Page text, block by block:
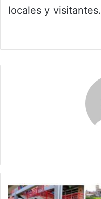
locales y visitantes.
Ministro